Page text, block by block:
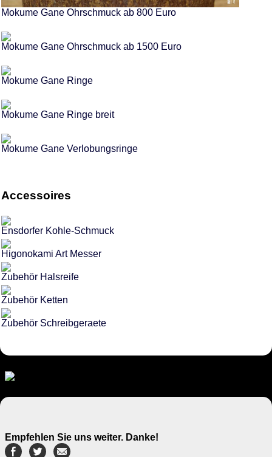
Mokume Gane Ohrschmuck ab 800 Euro
Mokume Gane Ohrschmuck ab 1500 Euro
Mokume Gane Ringe
Mokume Gane Ringe breit
Mokume Gane Verlobungsringe
Accessoires
Ensdorfer Kohle-Schmuck
Higonokami Art Messer
Zubehör Halsreife
Zubehör Ketten
Zubehör Schreibgeraete
Empfehlen Sie uns weiter. Danke!